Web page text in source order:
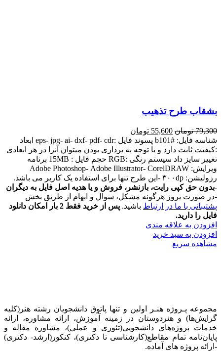
بشقاب طرح تذهیب
79,300 تومان 55,600 تومان
شناسه فایل: #b101 پسوند فایل :eps- jpg- ai- dxf- pdf- cdr ابعاد
:کیفیت ثابت دارد و با توجه به برداری بودن میتوان آنرا در هر ابعادی
تغییر سایز داد سیستم رنگی :RGB حجم فایل : 15MB برنامه
ویرایش: Adobe Photoshop- Adobe Illustrator- CorelDRAW
رزولیشن: ۳۰۰dp -این طرح تنها برای استفاده یک کاربر می باشد.
-بدون حق کپی رایت، بازنشر، فروش و یا هدیه اصل فایل به دیگران
-در صورت بروز هرگونه مشکل، سوال و ابهام از طریق بخش
پشتیبانی با ما در ارتباط باشید.
پس از خرید فقط 2 بار امکان دانلود
فایل را دارید.
افزودن به علاقه مندی
افزودن به سبد خرید
مشاهده سریع
مجموعه پـروژه‌ هنـر اولین و تنها پاتوق دانشجویان رشته هنر(کلیه
گرایش‌ها) و هنردوستان در زمینه آموزش، ارائه‌ مشاوره‌، ارائه
خدمات پروژه‌های‌ دانشجویی(تئوری و عملی)، مشاوره مقاله و
پایان‌نامه تمام مقاطع(کارشناسی تا دکتری)، کنکور(ارشد- دکتری)
-ارائه پروژه های آماده.